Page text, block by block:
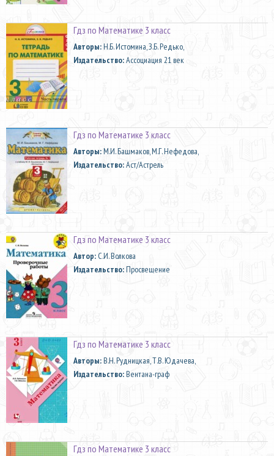
Гдз по Математике 3 класс
Aвторы:Н.Б. Истомина, З.Б. Редько,
Издательство:Ассоциация 21 век
Гдз по Математике 3 класс
Aвторы:М.И. Башмаков, М.Г. Нефедова,
Издательство:Аст/Астрель
Гдз по Математике 3 класс
Автор: С.И. Волкова
Издательство:Просвещение
Гдз по Математике 3 класс
Aвторы:В.Н. Рудницкая, Т.В. Юдачева,
Издательство:Вентана-граф
Гдз по Математике 3 класс